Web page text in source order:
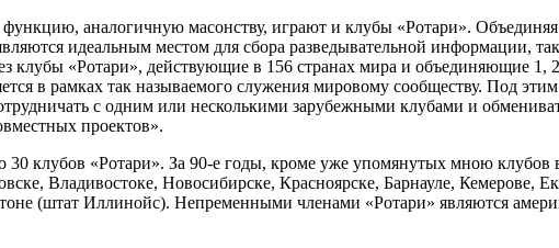
аналогичную масонству, играют и клубы «Ротари». Объединяя
идеальным местом для сбора разведывательной информации,
клубы «Ротари», действующие в 156 странах мира и объединяющие 1,
в рамках так называемого служения мировому сообществу. Под
с одним или несколькими зарубежными клубами и
проектов».
30 клубов «Ротари». За 90-е годы, кроме уже упомянутых мною
Владивостоке, Новосибирске, Красноярске, Барнауле, Кемерове,
(штат Иллинойс). Непременными членами «Ротари» являются